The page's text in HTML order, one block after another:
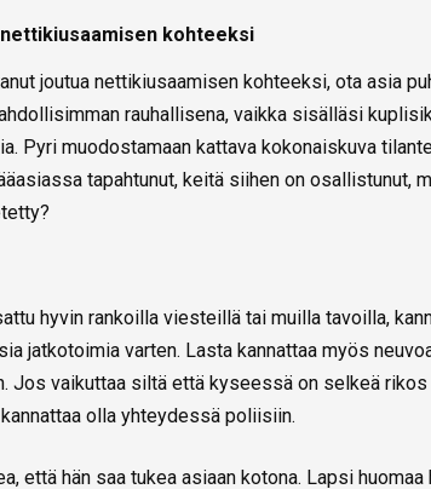
kohteeksi
joutua nettikiusaamisen kohteeksi, ota asia
rauhallisena, vaikka sisälläsi
Pyri muodostamaan kattava kokonaiskuva
tapahtunut, keitä siihen on osallistunut,
hyvin rankoilla viesteillä tai muilla tavoilla,
jatkotoimia varten. Lasta kannattaa myös
Jos vaikuttaa siltä että kyseessä on selkeä
olla yhteydessä poliisiin.
että hän saa tukea asiaan kotona. Lapsi